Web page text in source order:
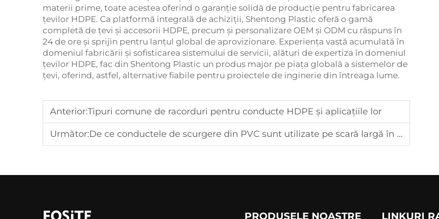
materii prime, toate acestea oferind o garanție solidă de producție pentru fabricarea
țevilor HDPE. Ca platformă integrală de achiziții, Shentong Plastic oferă o gamă
completă de țevi și accesorii HDPE, precum și personalizare OEM și ODM cu răspuns în
24 de ore și sprijin pentru lanțul global de aprovizionare. Experiența vastă acumulată în
domeniul fabricării și sofisticarea sistemului de servicii, alături de expertiza în domeniul
țevilor HDPE, fac din Shentong Plastic un produs major pe piața globală a sistemelor de
țevi, oferind, astfel, alternative fiabile pentru proiectele de inginerie din întreaga lume.
Anterior:Tipuri comune de racorduri pentru conducte HDPE și aplicațiile lor
Următor:De ce conductele de scurgere din PVC sunt utilizate pe scară largă în clădiri?
PRODUSELE NOASTRE LINKURI